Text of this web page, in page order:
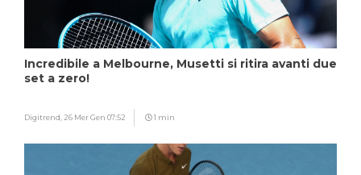
Incredibile a Melbourne, Musetti si ritira avanti due
set a zero!
Digitrend, 26 Mer Gen 07:52 1 min